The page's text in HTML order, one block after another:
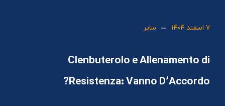
۷ اسفند ۱۴۰۴ سایر
Clenbuterolo e Allenamento di
Resistenza: Vanno D’Accordo?